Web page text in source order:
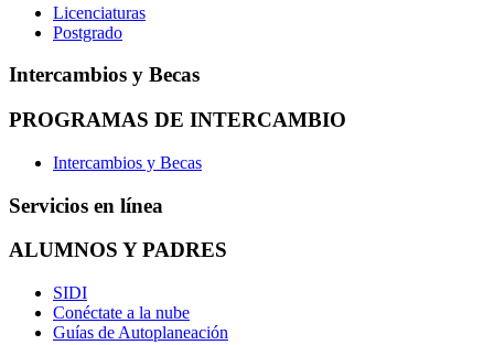
Licenciaturas
Postgrado
Intercambios y Becas
PROGRAMAS DE INTERCAMBIO
Intercambios y Becas
Servicios en línea
ALUMNOS Y PADRES
SIDI
Conéctate a la nube
Guías de Autoplaneación